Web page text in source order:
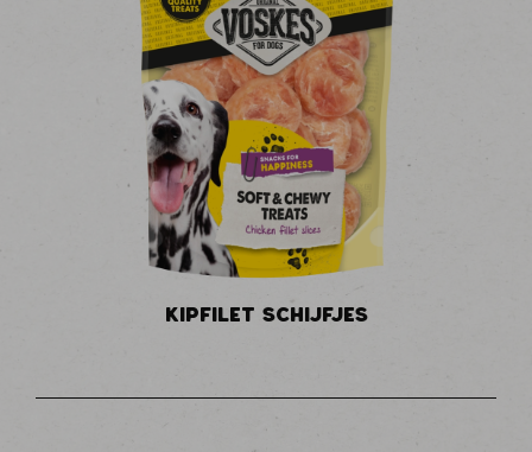
KIPFILET SCHIJFJES